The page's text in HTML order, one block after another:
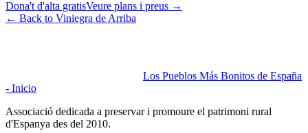
Dona't d'alta gratisVeure plans i preus →
← Back to Viniegra de Arriba
Los Pueblos Más Bonitos de España
- Inicio
Associació dedicada a preservar i promoure el patrimoni rural
d'Espanya des del 2010.